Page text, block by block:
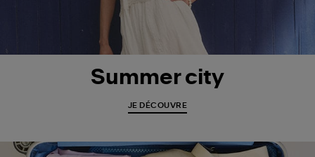
Summer city
JE DÉCOUVRE